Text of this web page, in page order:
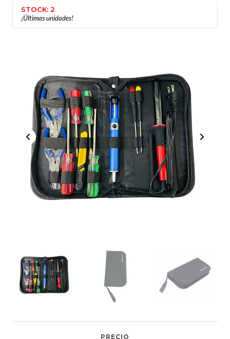
STOCK: 2
¡Últimas unidades!
PRECIO